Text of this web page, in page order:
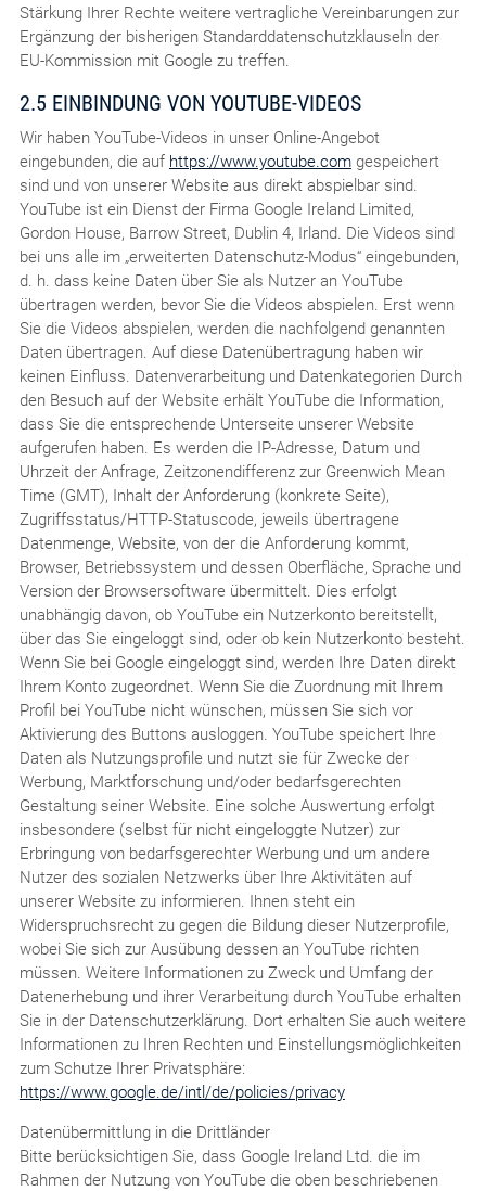
Stärkung Ihrer Rechte weitere vertragliche Vereinbarungen zur
Ergänzung der bisherigen Standarddatenschutzklauseln der
EU-Kommission mit Google zu treffen.
2.5 EINBINDUNG VON YOUTUBE-VIDEOS
Wir haben YouTube-Videos in unser Online-Angebot
eingebunden, die auf https://www.youtube.comgespeichert
sind und von unserer Website aus direkt abspielbar sind.
YouTube ist ein Dienst der Firma Google Ireland Limited,
Gordon House, Barrow Street, Dublin 4, Irland. Die Videos sind
bei uns alle im „erweiterten Datenschutz-Modus“ eingebunden,
d. h. dass keine Daten über Sie als Nutzer an YouTube
übertragen werden, bevor Sie die Videos abspielen. Erst wenn
Sie die Videos abspielen, werden die nachfolgend genannten
Daten übertragen. Auf diese Datenübertragung haben wir
keinen Einfluss. Datenverarbeitung und Datenkategorien Durch
den Besuch auf der Website erhält YouTube die Information,
dass Sie die entsprechende Unterseite unserer Website
aufgerufen haben. Es werden die IP-Adresse, Datum und
Uhrzeit der Anfrage, Zeitzonendifferenz zur Greenwich Mean
Time (GMT), Inhalt der Anforderung (konkrete Seite),
Zugriffsstatus/HTTP-Statuscode, jeweils übertragene
Datenmenge, Website, von der die Anforderung kommt,
Browser, Betriebssystem und dessen Oberfläche, Sprache und
Version der Browsersoftware übermittelt. Dies erfolgt
unabhängig davon, ob YouTube ein Nutzerkonto bereitstellt,
über das Sie eingeloggt sind, oder ob kein Nutzerkonto besteht.
Wenn Sie bei Google eingeloggt sind, werden Ihre Daten direkt
Ihrem Konto zugeordnet. Wenn Sie die Zuordnung mit Ihrem
Profil bei YouTube nicht wünschen, müssen Sie sich vor
Aktivierung des Buttons ausloggen. YouTube speichert Ihre
Daten als Nutzungsprofile und nutzt sie für Zwecke der
Werbung, Marktforschung und/oder bedarfsgerechten
Gestaltung seiner Website. Eine solche Auswertung erfolgt
insbesondere (selbst für nicht eingeloggte Nutzer) zur
Erbringung von bedarfsgerechter Werbung und um andere
Nutzer des sozialen Netzwerks über Ihre Aktivitäten auf
unserer Website zu informieren. Ihnen steht ein
Widerspruchsrecht zu gegen die Bildung dieser Nutzerprofile,
wobei Sie sich zur Ausübung dessen an YouTube richten
müssen. Weitere Informationen zu Zweck und Umfang der
Datenerhebung und ihrer Verarbeitung durch YouTube erhalten
Sie in der Datenschutzerklärung. Dort erhalten Sie auch weitere
Informationen zu Ihren Rechten und Einstellungsmöglichkeiten
zum Schutze Ihrer Privatsphäre:
https://www.google.de/intl/de/policies/privacy
Datenübermittlung in die Drittländer
Bitte berücksichtigen Sie, dass Google Ireland Ltd. die im
Rahmen der Nutzung von YouTube die oben beschriebenen